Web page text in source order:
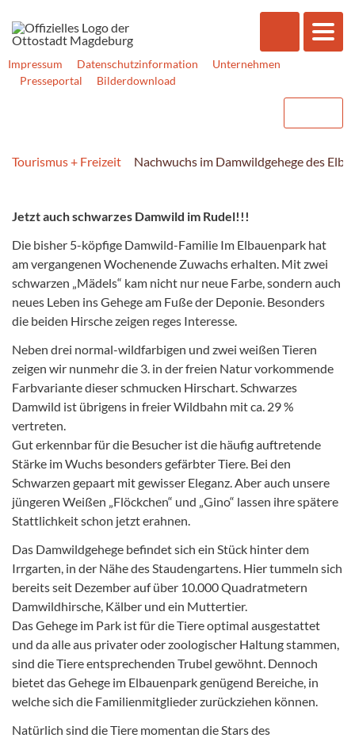
Impressum Datenschutzinformation
Unternehmen
Presseportal
Bilderdownload
Tourismus + Freizeit Nachwuchs im Damwildgehege des
Jetzt auch schwarzes Damwild im Rudel!!!
Die bisher 5-köpfige Damwild-Familie Im Elbauenpark hat
am vergangenen Wochenende Zuwachs erhalten. Mit zwei
schwarzen „Mädels“ kam nicht nur neue Farbe, sondern auch
neues Leben ins Gehege am Fuße der Deponie. Besonders
die beiden Hirsche zeigen reges Interesse.
Neben drei normal-wildfarbigen und zwei weißen Tieren
zeigen wir nunmehr die 3. in der freien Natur vorkommende
Farbvariante dieser schmucken Hirschart. Schwarzes
Damwild ist übrigens in freier Wildbahn mit ca. 29 %
vertreten.
Gut erkennbar für die Besucher ist die häufig auftretende
Stärke im Wuchs besonders gefärbter Tiere. Bei den
Schwarzen gepaart mit gewisser Eleganz. Aber auch unsere
jüngeren Weißen „Flöckchen“ und „Gino“ lassen ihre spätere
Stattlichkeit schon jetzt erahnen.
Das Damwildgehege befindet sich ein Stück hinter dem
Irrgarten, in der Nähe des Staudengartens. Hier tummeln sich
bereits seit Dezember auf über 10.000 Quadratmetern
Damwildhirsche, Kälber und ein Muttertier.
Das Gehege im Park ist für die Tiere optimal ausgestattet
und da alle aus privater oder zoologischer Haltung stammen,
sind die Tiere entsprechenden Trubel gewöhnt. Dennoch
bietet das Gehege im Elbauenpark genügend Bereiche, in
welche sich die Familienmitglieder zurückziehen können.
Natürlich sind die Tiere momentan die Stars des